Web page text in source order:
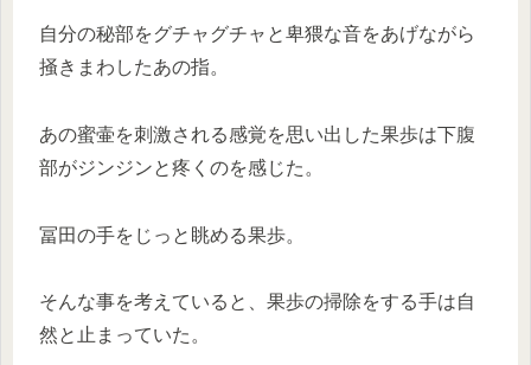
自分の秘部をグチャグチャと卑猥な音をあげながら
掻きまわしたあの指。
あの蜜壷を刺激される感覚を思い出した果歩は下腹
部がジンジンと疼くのを感じた。
冨田の手をじっと眺める果歩。
そんな事を考えていると、果歩の掃除をする手は自
然と止まっていた。